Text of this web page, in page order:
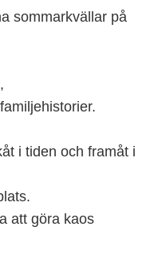
sommarkvällar på
i tiden och framåt i
att göra kaos